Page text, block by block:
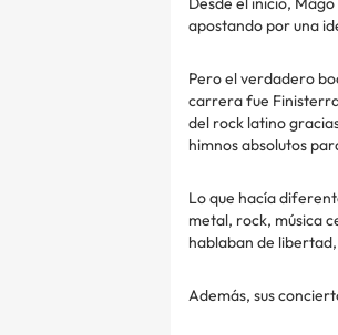
apostando por una
Pero el verdadero
carrera fue
del rock latino
himnos absolutos
Lo que hacía
metal, rock, música
hablaban de
Además, sus